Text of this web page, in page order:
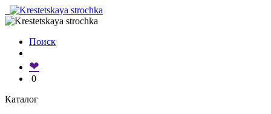
Поиск
❤
0
Каталог